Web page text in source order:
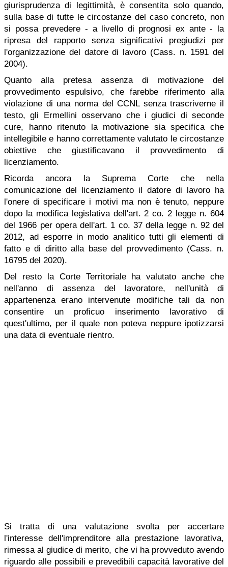
giurisprudenza di legittimità, è consentita solo quando,
sulla base di tutte le circostanze del caso concreto, non
si possa prevedere - a livello di prognosi ex ante - la
ripresa del rapporto senza significativi pregiudizi per
l'organizzazione del datore di lavoro (Cass. n. 1591 del
2004).
Quanto alla pretesa assenza di motivazione del
provvedimento espulsivo, che farebbe riferimento alla
violazione di una norma del CCNL senza trascriverne il
testo, gli Ermellini osservano che i giudici di seconde
cure, hanno ritenuto la motivazione sia specifica che
intellegibile e hanno correttamente valutato le circostanze
obiettive che giustificavano il provvedimento di
licenziamento.
Ricorda ancora la Suprema Corte che nella
comunicazione del licenziamento il datore di lavoro ha
l'onere di specificare i motivi ma non è tenuto, neppure
dopo la modifica legislativa dell'art. 2 co. 2 legge n. 604
del 1966 per opera dell'art. 1 co. 37 della legge n. 92 del
2012, ad esporre in modo analitico tutti gli elementi di
fatto e di diritto alla base del provvedimento (Cass. n.
16795 del 2020).
Del resto la Corte Territoriale ha valutato anche che
nell'anno di assenza del lavoratore, nell'unità di
appartenenza erano intervenute modifiche tali da non
consentire un proficuo inserimento lavorativo di
quest'ultimo, per il quale non poteva neppure ipotizzarsi
una data di eventuale rientro.
Si tratta di una valutazione svolta per accertare
l'interesse dell'imprenditore alla prestazione lavorativa,
rimessa al giudice di merito, che vi ha provveduto avendo
riguardo alle possibili e prevedibili capacità lavorative del